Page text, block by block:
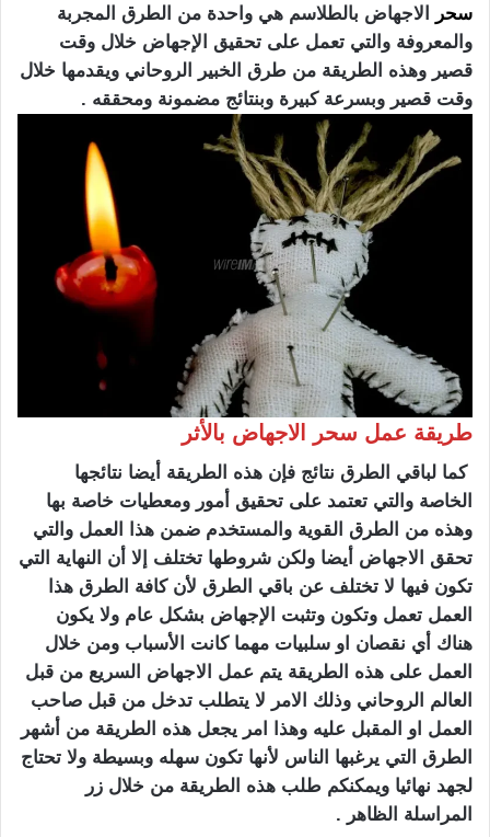
سحر
الاجهاض بالطلاسم هي واحدة من الطرق المجربة
والمعروفة والتي تعمل على تحقيق الإجهاض خلال وقت
قصير وهذه الطريقة من طرق الخبير الروحاني ويقدمها خلال
وقت قصير وبسرعة كبيرة وبنتائج مضمونة ومحققه .
طريقة عمل سحر الاجهاض بالأثر
كما لباقي الطرق نتائج فإن هذه الطريقة أيضا نتائجها
الخاصة والتي تعتمد على تحقيق أمور ومعطيات خاصة بها
وهذه من الطرق القوية والمستخدم ضمن هذا العمل والتي
تحقق الاجهاض أيضا ولكن شروطها تختلف إلا أن النهاية التي
تكون فيها لا تختلف عن باقي الطرق لأن كافة الطرق هذا
العمل تعمل وتكون وتثبت الإجهاض بشكل عام ولا يكون
هناك أي نقصان او سلبيات مهما كانت الأسباب ومن خلال
العمل على هذه الطريقة يتم عمل الاجهاض السريع من قبل
العالم الروحاني وذلك الامر لا يتطلب تدخل من قبل صاحب
العمل او المقبل عليه وهذا امر يجعل هذه الطريقة من أشهر
الطرق التي يرغبها الناس لأنها تكون سهله وبسيطة ولا تحتاج
لجهد نهائيا ويمكنكم طلب هذه الطريقة من خلال زر
المراسلة الظاهر .